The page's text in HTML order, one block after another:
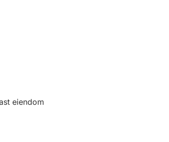
eiendom